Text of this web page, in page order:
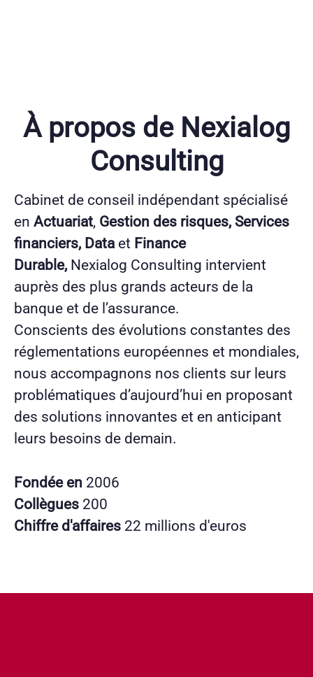
À propos de Nexialog
Consulting
Cabinet de conseil indépendant spécialisé
en Actuariat, Gestion des risques, Services
financiers, Data et Finance
Durable, Nexialog Consulting intervient
auprès des plus grands acteurs de la
banque et de l’assurance.
Conscients des évolutions constantes des
réglementations européennes et mondiales,
nous accompagnons nos clients sur leurs
problématiques d’aujourd’hui en proposant
des solutions innovantes et en anticipant
leurs besoins de demain.
Fondée en 2006
Collègues 200
Chiffre d'affaires 22 millions d'euros